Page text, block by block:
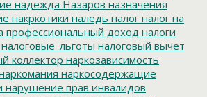
надежда Назаров назначения
накркотики наледь налог налог на
профессиональный доход налоги
налоговые_льготы налоговый вычет
коллектор наркозависимость
наркосодержащие
нарушение прав инвалидов